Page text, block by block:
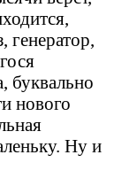
буквально
нового
Ну и